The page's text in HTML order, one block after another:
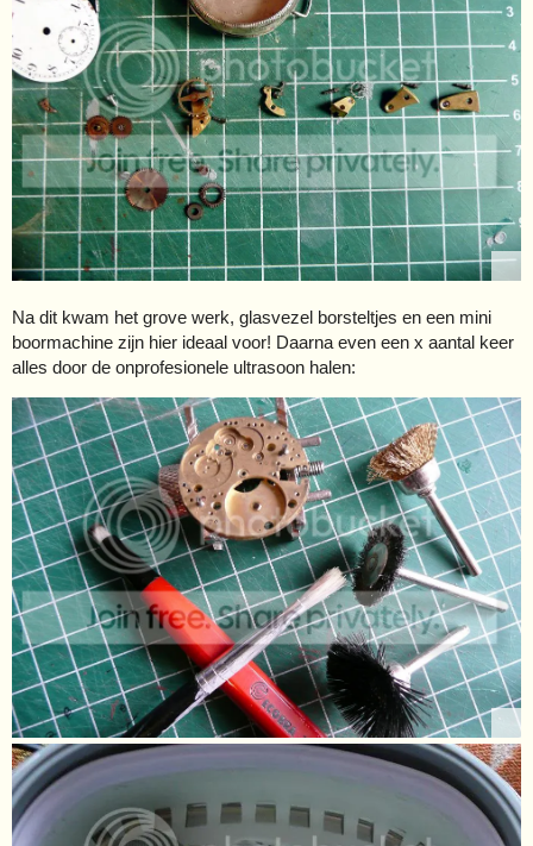
Na dit kwam het grove werk, glasvezel borsteltjes en een mini
boormachine zijn hier ideaal voor! Daarna even een x aantal keer
alles door de onprofesionele ultrasoon halen: